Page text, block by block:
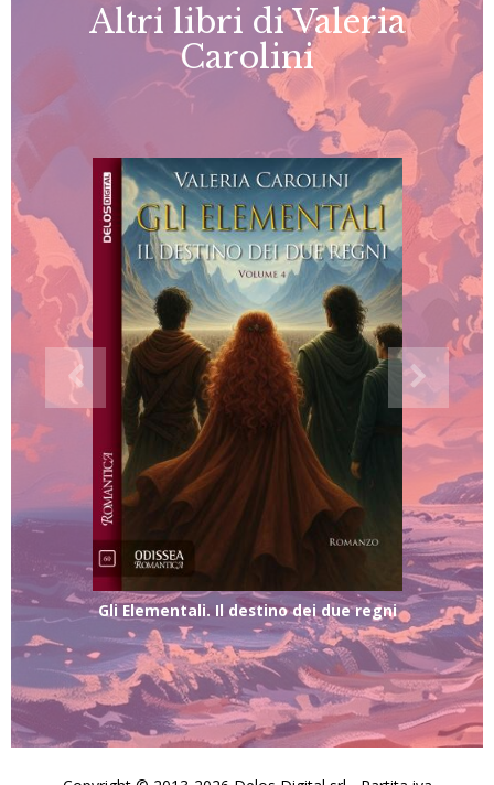
Altri libri di Valeria
Carolini
Gli Elementali. Il destino dei due regni